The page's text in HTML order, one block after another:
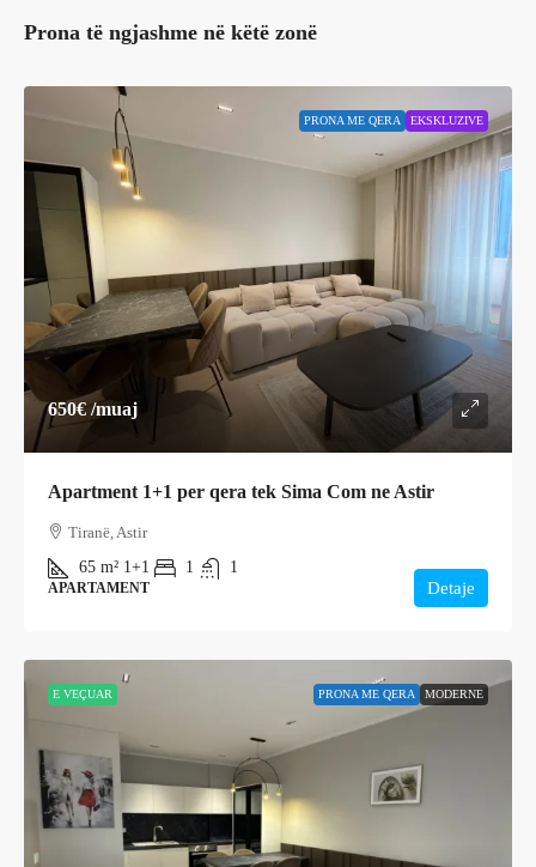
Prona të ngjashme në këtë zonë
PRONA ME QERA EKSKLUZIVE
650€ /muaj
Apartment 1+1 per qera tek Sima Com ne Astir
Tiranë, Astir
65 m² 1+1 1 1
APARTAMENT Detaje
E VEÇUAR PRONA ME QERA MODERNE